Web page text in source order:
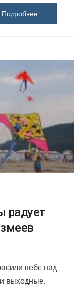
Подробнее ...
радует
небо над
выходные.